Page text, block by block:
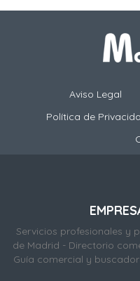
Aviso Legal
Política de
Servicios profesionales y
de Madrid - Directorio
Guía comercial y